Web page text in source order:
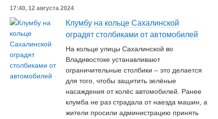
17:40, 12 августа 2024
Клумбу на кольце Сахалинской
оградят столбиками от автомобилей
На кольце улицы Сахалинской во
Владивостоке устанавливают
ограничительные столбики – это делается
для того, чтобы защитить зелёные
насаждения от колёс автомобилей. Ранее
клумба не раз страдала от наезда машин, а
жители просили администрацию принять